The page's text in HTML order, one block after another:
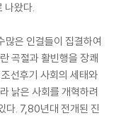
나왔다.
많은 인걸들이 집결하여
곡절과 활빈행을 장쾌
선후기 사회의 세태와
낡은 사회를 개혁하려
다. 7,80년대 전개된 진